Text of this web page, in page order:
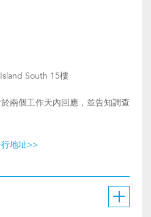
South 15樓
兩個工作天內回應，並告知調查
地址>>